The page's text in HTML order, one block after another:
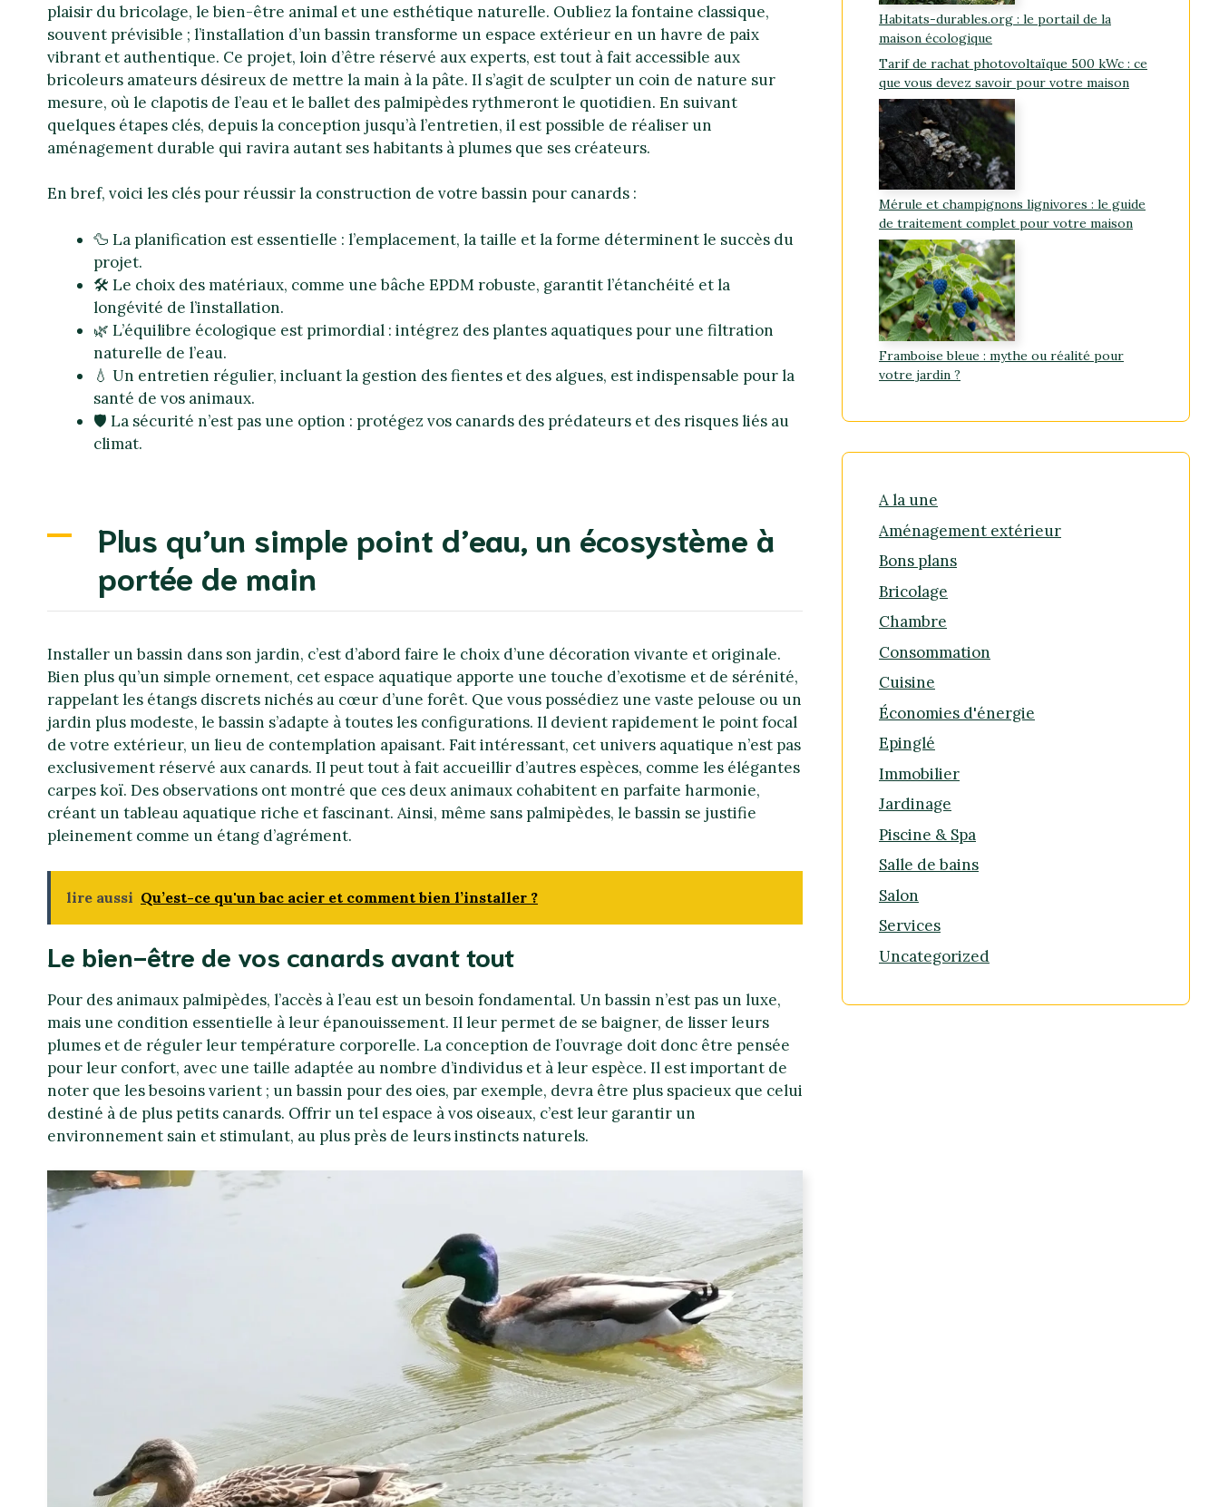
plaisir du bricolage, le bien-être animal et une esthétique naturelle. Oubliez la fontaine classique,
souvent prévisible ; l’installation d’un bassin transforme un espace extérieur en un havre de paix
vibrant et authentique. Ce projet, loin d’être réservé aux experts, est tout à fait accessible aux
bricoleurs amateurs désireux de mettre la main à la pâte. Il s’agit de sculpter un coin de nature sur
mesure, où le clapotis de l’eau et le ballet des palmipèdes rythmeront le quotidien. En suivant
quelques étapes clés, depuis la conception jusqu’à l’entretien, il est possible de réaliser un
aménagement durable qui ravira autant ses habitants à plumes que ses créateurs.
En bref, voici les clés pour réussir la construction de votre bassin pour canards :
🦆 La planification est essentielle : l’emplacement, la taille et la forme déterminent le succès du
projet.
🛠️ Le choix des matériaux, comme une bâche EPDM robuste, garantit l’étanchéité et la
longévité de l’installation.
🌿 L’équilibre écologique est primordial : intégrez des plantes aquatiques pour une filtration
naturelle de l’eau.
💧 Un entretien régulier, incluant la gestion des fientes et des algues, est indispensable pour la
santé de vos animaux.
🛡️ La sécurité n’est pas une option : protégez vos canards des prédateurs et des risques liés au
climat.
Plus qu’un simple point d’eau, un écosystème à
portée de main
Installer un bassin dans son jardin, c’est d’abord faire le choix d’une décoration vivante et originale.
Bien plus qu’un simple ornement, cet espace aquatique apporte une touche d’exotisme et de sérénité,
rappelant les étangs discrets nichés au cœur d’une forêt. Que vous possédiez une vaste pelouse ou un
jardin plus modeste, le bassin s’adapte à toutes les configurations. Il devient rapidement le point focal
de votre extérieur, un lieu de contemplation apaisant. Fait intéressant, cet univers aquatique n’est pas
exclusivement réservé aux canards. Il peut tout à fait accueillir d’autres espèces, comme les élégantes
carpes koï. Des observations ont montré que ces deux animaux cohabitent en parfaite harmonie,
créant un tableau aquatique riche et fascinant. Ainsi, même sans palmipèdes, le bassin se justifie
pleinement comme un étang d’agrément.
lire aussi Qu’est-ce qu'un bac acier et comment bien l’installer ?
Le bien-être de vos canards avant tout
Pour des animaux palmipèdes, l’accès à l’eau est un besoin fondamental. Un bassin n’est pas un luxe,
mais une condition essentielle à leur épanouissement. Il leur permet de se baigner, de lisser leurs
plumes et de réguler leur température corporelle. La conception de l’ouvrage doit donc être pensée
pour leur confort, avec une taille adaptée au nombre d’individus et à leur espèce. Il est important de
noter que les besoins varient ; un bassin pour des oies, par exemple, devra être plus spacieux que celui
destiné à de plus petits canards. Offrir un tel espace à vos oiseaux, c’est leur garantir un
environnement sain et stimulant, au plus près de leurs instincts naturels.
Habitats-durables.org : le portail de la
maison écologique
Tarif de rachat photovoltaïque 500 kWc : ce
que vous devez savoir pour votre maison
Mérule et champignons lignivores : le guide
de traitement complet pour votre maison
Framboise bleue : mythe ou réalité pour
votre jardin ?
A la une
Aménagement extérieur
Bons plans
Bricolage
Chambre
Consommation
Cuisine
Économies d'énergie
Epinglé
Immobilier
Jardinage
Piscine & Spa
Salle de bains
Salon
Services
Uncategorized